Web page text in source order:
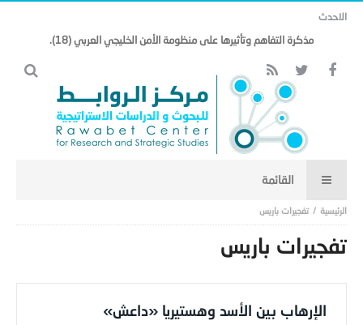
الاحدث
مذكرة التفاهم وتأثيرها على منظومة الأمن الخليجي العربي (18).
تفجيرات باريس
تفجيرات باريس
الإرهاب بين الأسد وهستيريا «داعش»